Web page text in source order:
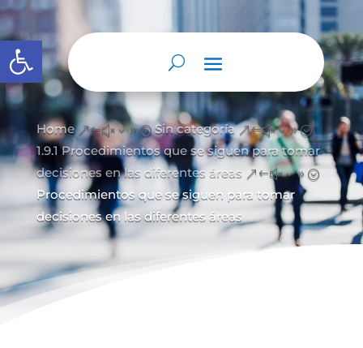
Abrir barra de herramientas
Home &#x39; Sin categoría &#x39;
1.9.1 Procedimientos que se siguen para tomar
decisiones en las diferentes áreas &#x39;
Procedimientos que se siguen para tomar
decisiones en las diferentes áreas